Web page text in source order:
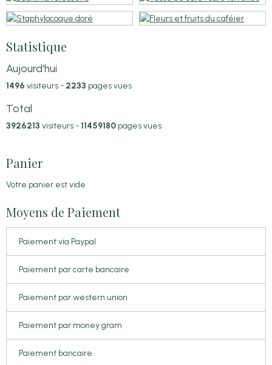
Statistique
Aujourd'hui
1496 visiteurs - 2233 pages vues
Total
3926213 visiteurs - 11459180 pages vues
Panier
Votre panier est vide
Moyens de Paiement
Paiement via Paypal
Paiement par carte bancaire
Paiement par western union
Paiement par money gram
Paiement bancaire